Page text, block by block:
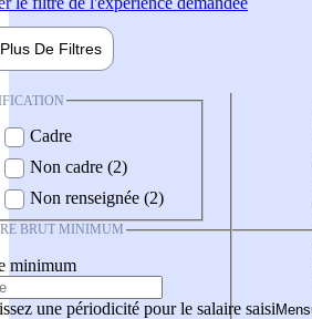
Plus De Filtres
Cadre
Non cadre (2)
Non renseignée (2)
BRUT MINIMUM
minimum
une périodicité pour le salaire saisi